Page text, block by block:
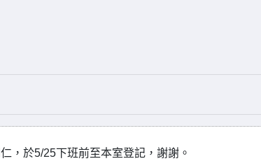
，於5/25下班前至本室登記，謝謝。